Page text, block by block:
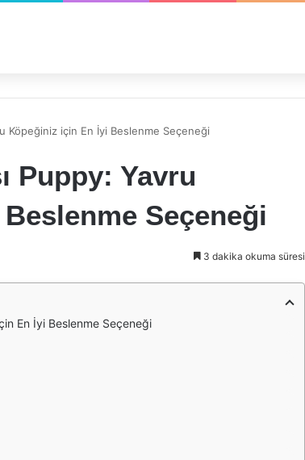
Köpeğiniz için En İyi Beslenme Seçeneği
Puppy: Yavru
Seçeneği
3 dakika okuma süresi
En İyi Beslenme Seçeneği